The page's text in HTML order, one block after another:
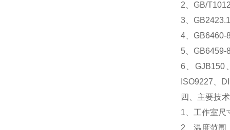
2、GB/
3、
4、GB6460-
5、
6、
ISO9227、
四、主要技
1、工作室尺
2、温度范